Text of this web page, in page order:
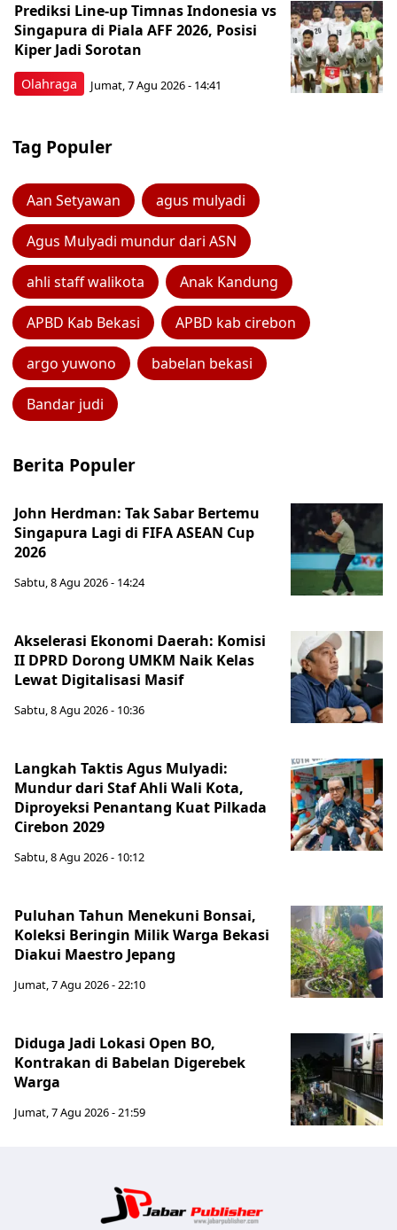
Olahraga
Prediksi Line-up Timnas Indonesia vs
Singapura di Piala AFF 2026, Posisi
Kiper Jadi Sorotan
Jumat, 7 Agu 2026 - 14:41
Tag Populer
Aan Setyawan agus mulyadi
Agus Mulyadi mundur dari ASN
ahli staff walikota Anak Kandung
APBD Kab Bekasi APBD kab cirebon
argo yuwono babelan bekasi
Bandar judi
Berita Populer
John Herdman: Tak Sabar Bertemu
Singapura Lagi di FIFA ASEAN Cup
2026
Sabtu, 8 Agu 2026 - 14:24
Akselerasi Ekonomi Daerah: Komisi
II DPRD Dorong UMKM Naik Kelas
Lewat Digitalisasi Masif
Sabtu, 8 Agu 2026 - 10:36
Langkah Taktis Agus Mulyadi:
Mundur dari Staf Ahli Wali Kota,
Diproyeksi Penantang Kuat Pilkada
Cirebon 2029
Sabtu, 8 Agu 2026 - 10:12
Puluhan Tahun Menekuni Bonsai,
Koleksi Beringin Milik Warga Bekasi
Diakui Maestro Jepang
Jumat, 7 Agu 2026 - 22:10
Diduga Jadi Lokasi Open BO,
Kontrakan di Babelan Digerebek
Warga
Jumat, 7 Agu 2026 - 21:59